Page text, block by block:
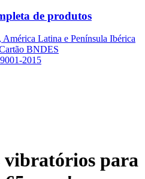
de produtos
América Latina e Península Ibérica
BNDES
2015
vibratórios para